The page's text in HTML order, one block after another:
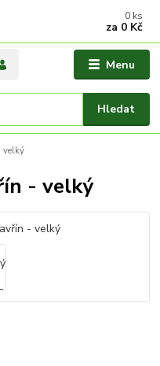
Menu
Hledat
0 ks
za 0 Kč
velký
- velký